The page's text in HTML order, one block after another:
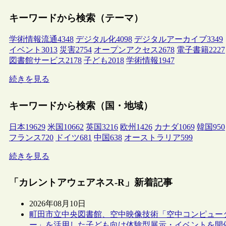
キーワードから検索（テーマ）
学術情報流通4348 デジタル化4098 デジタルアーカイブ3349
イベント 3013 災害2754 オープンアクセス2678 電子書籍2227
図書館サービス2178 子ども2018 学術情報1947
続きを見る
キーワードから検索（国・地域）
日本19629 米国 10662 英国3216 欧州 1426 カナダ1069 韓国950
フランス720 ドイツ681 中国638 オーストラリア599
続きを見る
「カレントアウェアネス-R」新着記事
2026年08月10日
町田市立中央図書館、空中映像技術「空中コンピュー